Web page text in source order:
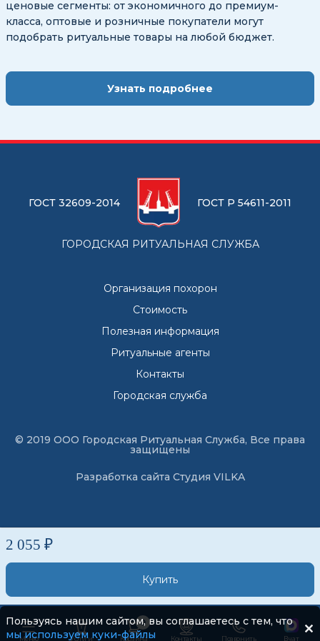
2 055 ₽
Купить
ценовые сегменты: от экономичного до премиум-
класса, оптовые и розничные покупатели могут
подобрать ритуальные товары на любой бюджет.
Узнать подробнее
ГОСТ 32609-2014 ГОСТ Р 54611-2011
ГОРОДСКАЯ РИТУАЛЬНАЯ СЛУЖБА
Организация похорон
Стоимость
Полезная информация
Ритуальные агенты
Контакты
Городская служба
© 2019 ООО Городская Ритуальная Служба, Все права
защищены
Разработка сайта Студия VILKA
Меню Услуги
0
Корзина Контакты Позвонить В чат
Пользуясь нашим сайтом, вы соглашаетесь с тем, что
мы используем куки-файлы